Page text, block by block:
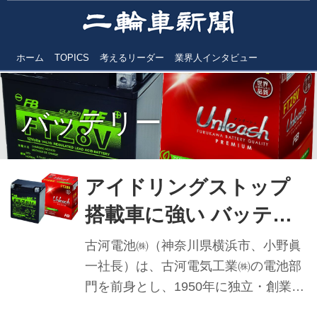
ホーム TOPICS 考えるリーダー 業界人インタビュー
バッテリー
アイドリングストップ
搭載車に強い バッテリ
ーの現在形
Unleash「FTZ8V」
古河電池㈱（神奈川県横浜市、小野眞
一社長）は、古河電気工業㈱の電池部
門を前身とし、1950年に独立・創業し